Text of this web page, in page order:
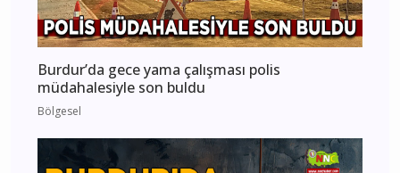
Burdur’da gece yama çalışması polis
müdahalesiyle son buldu
Bölgesel